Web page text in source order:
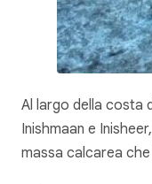
Al largo della costa
Inishmaan e
massa calcarea